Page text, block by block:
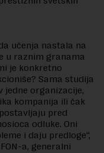
učenja nastala na
u raznim granama
je konkretno
Sama studija
organizacije,
kompanija ili čak
pred
odluke. Oni
i daju predloge“,
a, generalni